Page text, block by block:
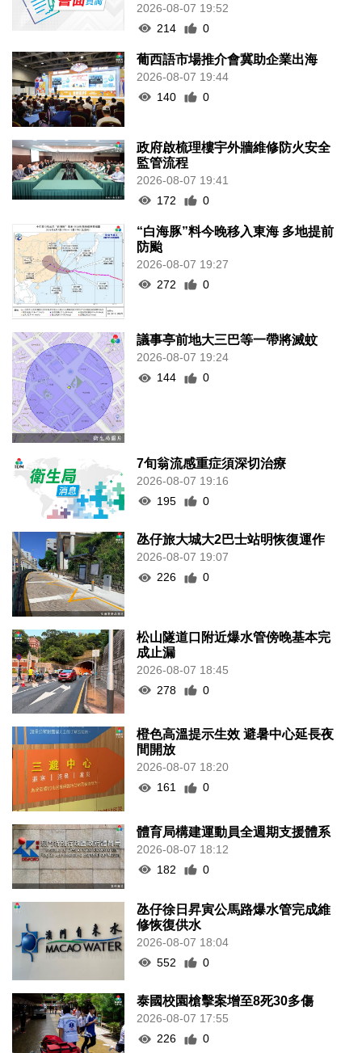
2026-08-07 19:52
214
0
葡西語市場推介會冀助企業出海
2026-08-07 19:44
140
0
政府啟梳理樓宇外牆維修防火安全
監管流程
2026-08-07 19:41
172
0
“白海豚”料今晚移入東海 多地提前
防颱
2026-08-07 19:27
272
0
議事亭前地大三巴等一帶將滅蚊
2026-08-07 19:24
144
0
7旬翁流感重症須深切治療
2026-08-07 19:16
195
0
氹仔旅大城大2巴士站明恢復運作
2026-08-07 19:07
226
0
松山隧道口附近爆水管傍晚基本完
成止漏
2026-08-07 18:45
278
0
橙色高溫提示生效 避暑中心延長夜
間開放
2026-08-07 18:20
161
0
體育局構建運動員全週期支援體系
2026-08-07 18:12
182
0
氹仔徐日昇寅公馬路爆水管完成維
修恢復供水
2026-08-07 18:04
552
0
泰國校園槍擊案增至8死30多傷
2026-08-07 17:55
226
0